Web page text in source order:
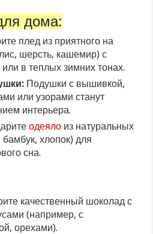
дома:
плед из приятного на
шерсть, кашемир) с
в теплых зимних тонах.
Подушки с вышивкой,
или узорами станут
интерьера.
одеяло из натуральных
хлопок) для
сна.
качественный шоколад с
(например, с
орехами).